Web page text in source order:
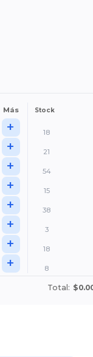
Más Stock
+
18
+
21
+
54
+
15
+
38
+
3
+
18
+ 8
Total: